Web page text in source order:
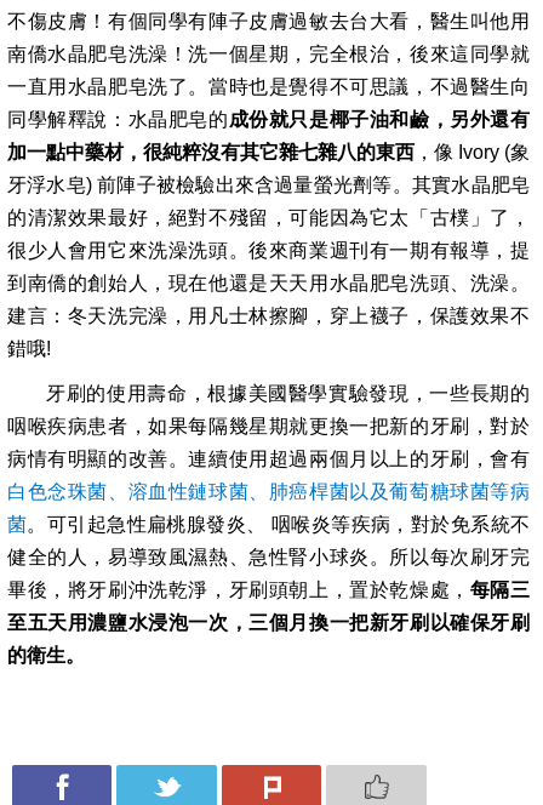
不傷皮膚！有個同學有陣子皮膚過敏去台大看，醫生叫他用
南僑水晶肥皂洗澡！洗一個星期，完全根治，後來這同學就
一直用水晶肥皂洗了。當時也是覺得不可思議，不過醫生向
同學解釋說：水晶肥皂的成份就只是椰子油和鹼，另外還有
加一點中藥材，很純粹沒有其它雜七雜八的東西 ，像 Ivory (象
牙浮水皂)前陣子被檢驗出來含過量螢光劑等。其實水晶肥皂
的清潔效果最好，絕對不殘留，可能因為它太「古樸」了，
很少人會用它來洗澡洗頭。後來商業週刊有一期有報導，提
到南僑的創始人，現在他還是天天用水晶肥皂洗頭、洗澡。
建言：冬天洗完澡，用凡士林擦腳，穿上襪子，保護效果不
錯哦!
牙刷的使用壽命，根據美國醫學實驗發現，一些長期的
咽喉疾病患者，如果每隔幾星期就更換一把新的牙刷，對於
病情有明顯的改善。連續使用超過兩個月以上的牙刷，會有
白色念珠菌、溶血性鏈球菌、肺癌桿菌以及葡萄糖球菌等病
菌。可引起急性扁桃腺發炎、 咽喉炎等疾病，對於免系統不
健全的人，易導致風濕熱、急性腎小球炎。所以每次刷牙完
畢後，將牙刷沖洗乾淨，牙刷頭朝上，置於乾燥處， 每隔三
至五天用濃鹽水浸泡一次，三個月換一把新牙刷以確保牙刷
的衛生。